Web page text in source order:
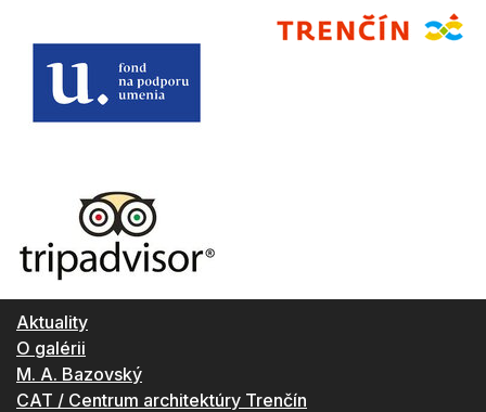
Aktuality
O galérii
M. A. Bazovský
CAT / Centrum architektúry Trenčín